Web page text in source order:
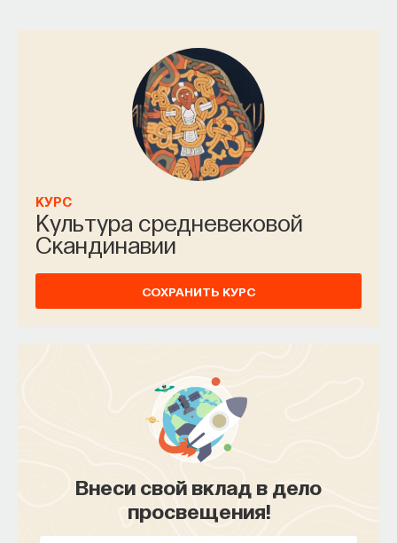
КУРС
Культура средневековой
Скандинавии
СОХРАНИТЬ КУРС
Внеси свой вклад в дело
просвещения!